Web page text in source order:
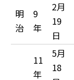
明
治
9
年
2月
19
日
11
年
5月
18